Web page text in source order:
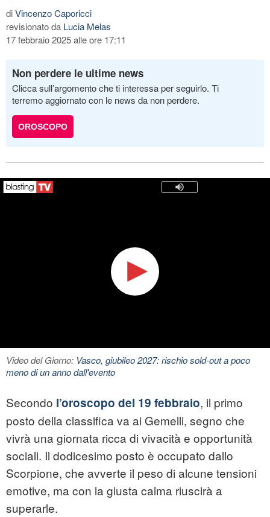
diVincenzo Caporicci
revisionato da Lucia Melas
17 febbraio 2025 alle ore 17:11
Non perdere le ultime news
Clicca sull’argomento che ti interessa per seguirlo. Ti
terremo aggiornato con le news da non perdere.
OROSCOPO
Video del Giorno: Vasco, giubileo 2027: rischio sold-out a poco
meno di un anno dall'evento
Secondo l’oroscopo del 19 febbraio, il primo
posto della classifica va ai Gemelli, segno che
vivrà una giornata ricca di vivacità e opportunità
sociali. Il dodicesimo posto è occupato dallo
Scorpione, che avverte il peso di alcune tensioni
emotive, ma con la giusta calma riuscirà a
superarle.